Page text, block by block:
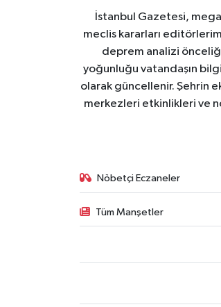
İstanbul Gazetesi,
meclis kararları
deprem analizi
yoğunluğu vatandaşın
olarak güncellenir. Şehrin
merkezleri etkinlikleri ve
Nöbetçi Eczaneler
Tüm Manşetler